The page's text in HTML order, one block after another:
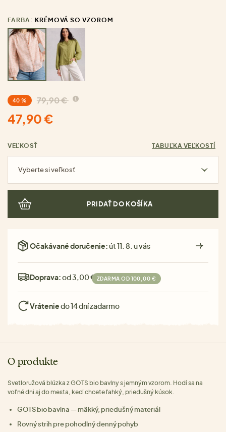
FARBA: KRÉMOVÁ SO VZOROM
40 % 79,90 €
47,90 €
VEĽKOSŤ TABUĽKA VEĽKOSTÍ
Vyberte si veľkosť
PRIDAŤ DO KOŠÍKA
Očakávané doručenie:út 11. 8. u vás
Doprava:od 3,00 € ZDARMA OD 100,00 €
Vráteniedo 14 dní zadarmo
O produkte
Svetloružová blúzka z GOTS bio bavlny s jemným vzorom. Hodí sa na
voľné dni aj do mesta, keď chcete ľahký, priedušný kúsok.
GOTS bio bavlna — mäkký, priedušný materiál
Rovný strih pre pohodlný denný pohyb